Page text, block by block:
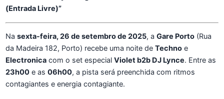
(Entrada Livre)”
Na sexta-feira, 26 de setembro de 2025, a Gare Porto (Rua
da Madeira 182, Porto) recebe uma noite de Techno e
Electronica com o set especial Violet b2b DJ Lynce. Entre as
23h00 e as 06h00, a pista será preenchida com ritmos
contagiantes e energia contagiante.